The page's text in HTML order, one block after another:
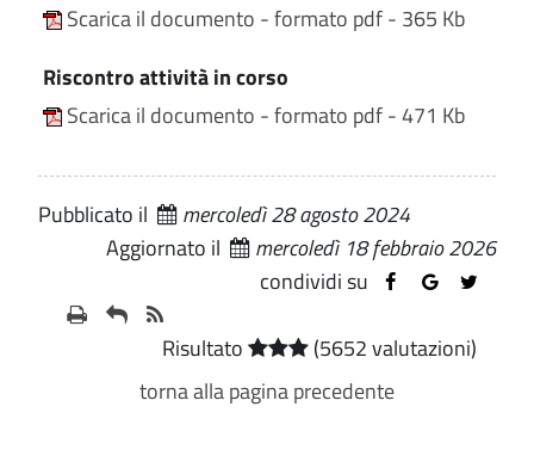
Scarica il documento - formato pdf - 365 Kb
Riscontro attività in corso
Scarica il documento - formato pdf - 471 Kb
Pubblicato il
mercoledì 28 agosto 2024
Aggiornato il
mercoledì 18 febbraio 2026
condividi su
Risultato
(5652 valutazioni)
torna alla pagina precedente